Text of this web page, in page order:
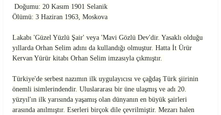
Doğumu: 20 Kasım 1901 Selanik
Ölümü: 3 Haziran 1963, Moskova
Lakabı 'Güzel Yüzlü Şair' veya 'Mavi Gözlü Dev'dir. Yasaklı olduğu
yıllarda Orhan Selim adını da kullandığı olmuştur. Hatta İt Ürür
Kervan Yürür kitabı Orhan Selim imzasıyla çıkmıştır.
Türkiye'de serbest nazımın ilk uygulayıcısı ve çağdaş Türk şiirinin
önemli isimlerindendir. Uluslararası bir üne ulaşmış ve adı 20.
yüzyıl'ın ilk yarısında yaşamış olan dünyanın en büyük şairleri
arasında anılmıştır. Eserleri birçok dile çevrilmiştir. Mezarı halen